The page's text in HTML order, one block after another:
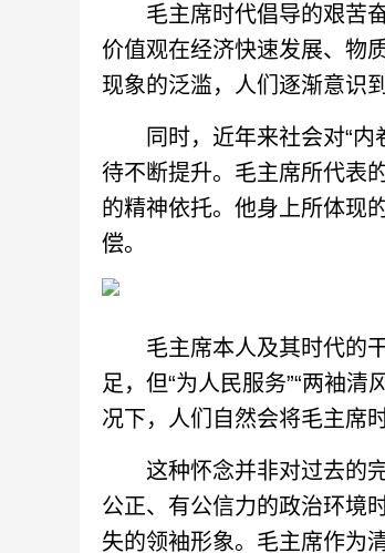
毛主席时代倡导的艰苦奋
价值观在经济快速发展、物
现象的泛滥，人们逐渐意识
同时，近年来社会对“内卷
待不断提升。毛主席所代表
的精神依托。他身上所体现
偿。
毛主席本人及其时代的干
足，但“为人民服务”“两袖
况下，人们自然会将毛主席
这种怀念并非对过去的完
公正、有公信力的政治环境
失的领袖形象。毛主席作为